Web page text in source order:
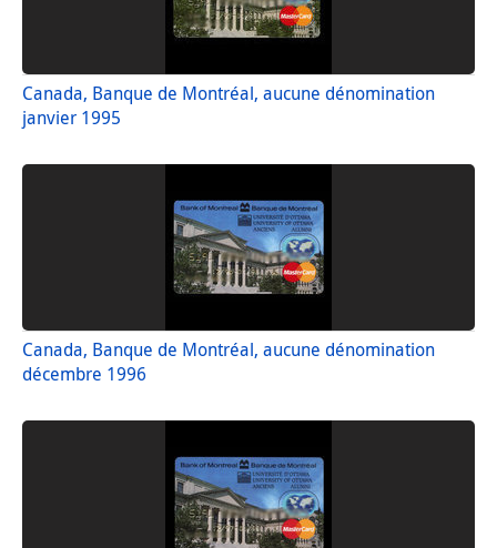
Canada, Banque de Montréal, aucune dénomination
janvier 1995
Canada, Banque de Montréal, aucune dénomination
décembre 1996